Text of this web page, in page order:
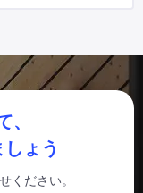
、
ょう
ください。